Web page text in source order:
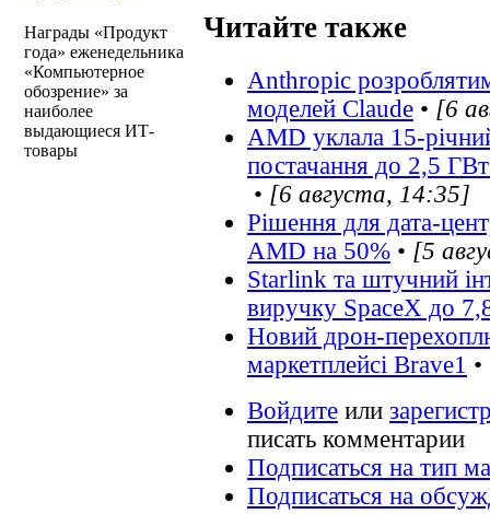
Награды «Продукт
года» еженедельника
«Компьютерное
обозрение» за
наиболее
выдающиеся ИТ-
товары
Читайте также
Anthropic
моделей Claude • [6
AMD уклала 15-
постачання до 2,5
• [6 августа, 14:35]
Рішення для дата-
AMD на 50% • [5
Starlink та штучний
виручку SpaceX до
Новий дрон-
маркетплейсі Brave1 •
Войдите или
писать комментарии
Подписаться на тип
Подписаться на